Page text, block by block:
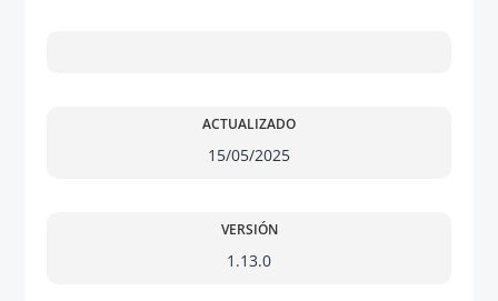
ACTUALIZADO
15/05/2025
VERSIÓN
1.13.0